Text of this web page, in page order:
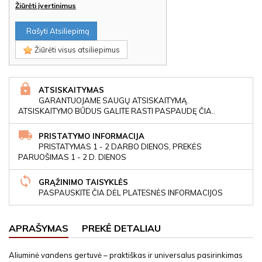
Žiūrėti įvertinimus
Rašyti Atsiliepimą
Žiūrėti visus atsiliepimus
ATSISKAITYMAS
GARANTUOJAME SAUGŲ ATSISKAITYMĄ.
ATSISKAITYMO BŪDUS GALITE RASTI PASPAUDĘ ČIA..
PRISTATYMO INFORMACIJA
PRISTATYMAS 1 - 2 DARBO DIENOS, PREKĖS
PARUOŠIMAS 1 - 2 D. DIENOS
GRĄŽINIMO TAISYKLĖS
PASPAUSKITE ČIA DĖL PLATESNĖS INFORMACIJOS
APRAŠYMAS PREKĖ DETALIAU
Aliuminė vandens gertuvė – praktiškas ir universalus pasirinkimas